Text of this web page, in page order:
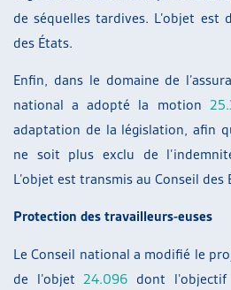
de séquelles tardives. L’objet est
des États.
Enfin, dans le domaine de
national a adopté la motion
adaptation de la législation, afin
ne soit plus exclu de
L’objet est transmis au Conseil des
Protection des travailleurs-euses
Le Conseil national a modifié le
de l’objet 24.096 dont